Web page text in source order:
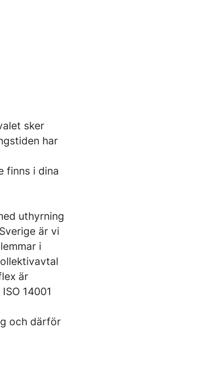
sker
har
finns i dina
uthyrning
är vi
i
är
14001
och därför